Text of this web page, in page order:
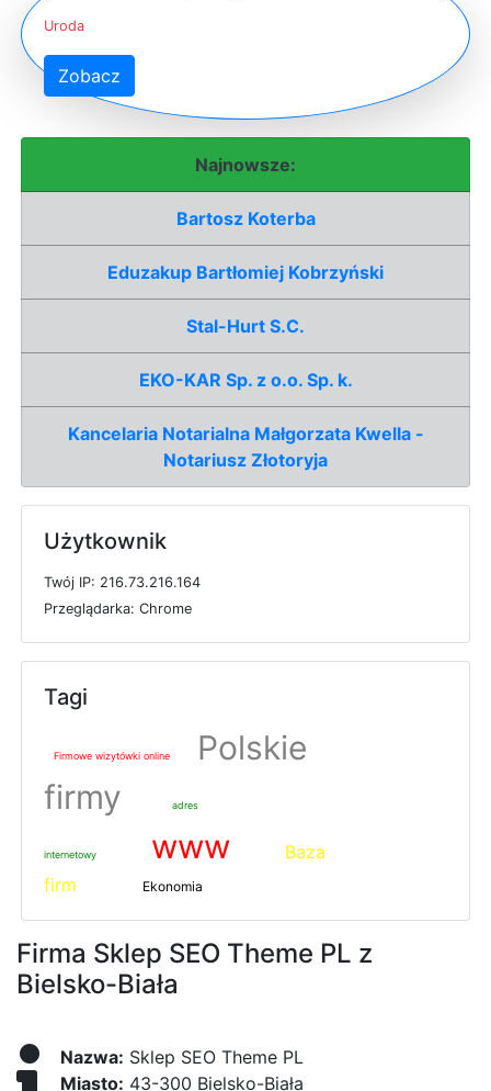
Uroda
Zobacz
Najnowsze:
Bartosz Koterba
Eduzakup Bartłomiej Kobrzyński
Stal-Hurt S.C.
EKO-KAR Sp. z o.o. Sp. k.
Kancelaria Notarialna Małgorzata Kwella -
Notariusz Złotoryja
Użytkownik
Twój IP: 216.73.216.164
Przeglądarka: Chrome
Tagi
Firmowe wizytówki online
Polskie
firmy
adres
internetowy www
Baza
firm
Ekonomia
Firma Sklep SEO Theme PL z
Bielsko-Biała
Nazwa: Sklep SEO Theme PL
Miasto: 43-300 Bielsko-Biała